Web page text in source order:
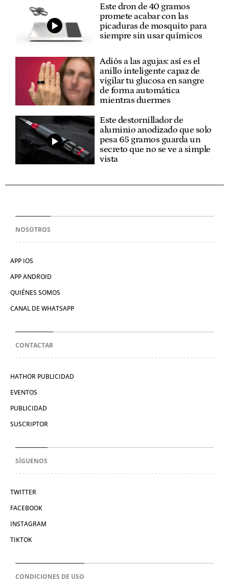
Este dron de 40 gramos
promete acabar con las
picaduras de mosquito para
siempre sin usar químicos
Adiós a las agujas: así es el
anillo inteligente capaz de
vigilar tu glucosa en sangre
de forma automática
mientras duermes
Este destornillador de
aluminio anodizado que solo
pesa 65 gramos guarda un
secreto que no se ve a simple
vista
NOSOTROS
APP IOS
APP ANDROID
QUIÉNES SOMOS
CANAL DE WHATSAPP
CONTACTAR
HATHOR PUBLICIDAD
EVENTOS
PUBLICIDAD
SUSCRIPTOR
SÍGUENOS
TWITTER
FACEBOOK
INSTAGRAM
TIKTOK
CONDICIONES DE USO